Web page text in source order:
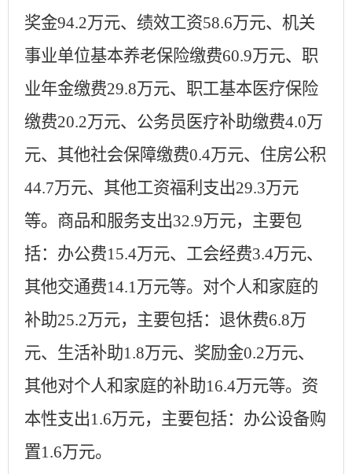
奖金94.2万元、绩效工资58.6万元、机关
事业单位基本养老保险缴费60.9万元、职
业年金缴费29.8万元、职工基本医疗保险
缴费20.2万元、公务员医疗补助缴费4.0万
元、其他社会保障缴费0.4万元、 住房公积
44.7万元、其他工资福利支出29.3万元
等。商品和服务支出32.9万元，主要包
括：办公费15.4万元、工会经费3.4万元、
其他交通费14.1万元等。对个人和家庭的
补助25.2万元，主要包括：退休费6.8万
元、生活补助1.8万元、奖励金0.2万元、
其他对个人和家庭的补助16.4万元等。 资
本性支出1.6万元， 主要包括： 办公设备购
置1.6万元。